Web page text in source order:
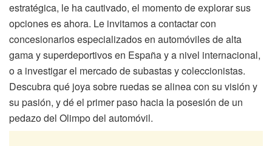
estratégica, le ha cautivado, el momento de explorar sus
opciones es ahora. Le invitamos a contactar con
concesionarios especializados en automóviles de alta
gama y superdeportivos en España y a nivel internacional,
o a investigar el mercado de subastas y coleccionistas.
Descubra qué joya sobre ruedas se alinea con su visión y
su pasión, y dé el primer paso hacia la posesión de un
pedazo del Olimpo del automóvil.